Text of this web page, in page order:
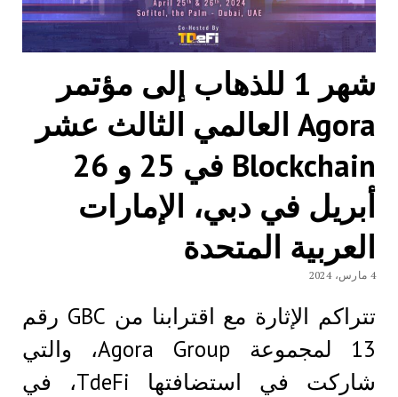
شهر 1 للذهاب إلى مؤتمر
Agora العالمي الثالث عشر
Blockchain في 25 و 26
أبريل في دبي، الإمارات
العربية المتحدة
4 مارس، 2024
تتراكم الإثارة مع اقترابنا من GBC رقم
13 لمجموعة Agora Group، والتي
شاركت في استضافتها TdeFi، في